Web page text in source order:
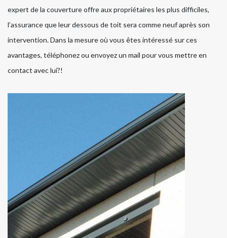
expert de la couverture offre aux propriétaires les plus difficiles,
l’assurance que leur dessous de toit sera comme neuf après son
intervention. Dans la mesure où vous êtes intéressé sur ces
avantages, téléphonez ou envoyez un mail pour vous mettre en
contact avec lui?!